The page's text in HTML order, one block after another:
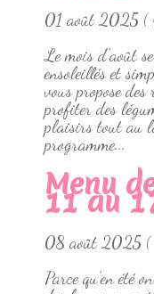
01 août 2025 (
Le mois d’août
ensoleillés et
vous propose
profiter des
plaisirs tout au
programme...
Menu
11 au
08 août 2025
Parce qu’en été